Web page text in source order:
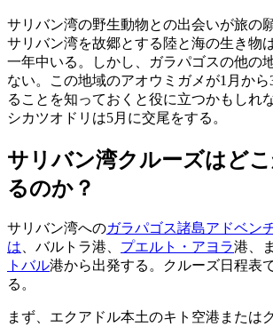
サリバン湾の野生動物との出会いが旅の
サリバン湾を故郷とする陸と海の生き物
一年中いる。しかし、ガラパゴスの他の
ない。この地域のアオウミガメが1月か
ることを知っておくと役に立つかもしれ
シカツオドリは5月に交尾をする。
サリバン湾クルーズはど
るのか？
サリバン湾へのガラパゴス諸島アドベン
は、バルトラ港、 プエルト・アヨラ港、
トバル港から出発する。クルーズ日程表
る。
まず、エクアドル本土のキト空港または